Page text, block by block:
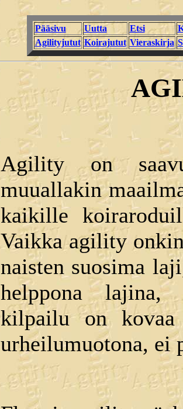
Pääsivu Uutta Etsi
Agilityjutut Koirajutut Vieraskirja
Agility on
muuallakin
kaikille
Vaikka agility
naisten suosima
helppona lajina,
kilpailu on
urheilumuotona, ei